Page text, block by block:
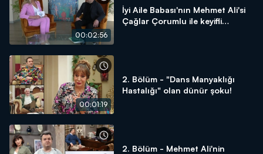
00:02:56
İyi Aile Babası'nın Mehmet Ali'si
Çağlar Çorumlu ile keyifli
00:01:19
2. Bölüm - "Dans Manyaklığı
Hastalığı" olan dünür şoku!
2. Bölüm - Mehmet Ali'nin